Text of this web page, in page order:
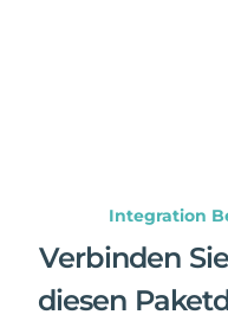
Integration
Verbinden
diesen